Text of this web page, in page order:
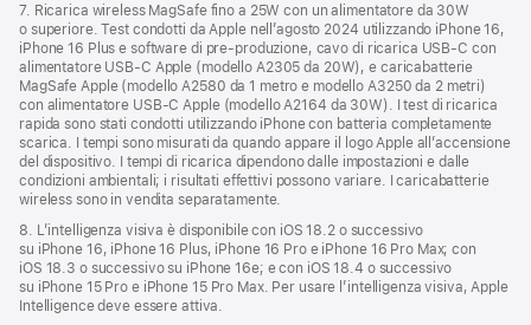
7. Ricarica wireless MagSafe fino a 25W con un alimentatore da 30W
o superiore. Test condotti da Apple nell’agosto 2024 utilizzando iPhone 16,
iPhone 16 Plus e software di pre‑produzione, cavo di ricarica USB‑C con
alimentatore USB‑C Apple (modello A2305 da 20W), e caricabatterie
MagSafe Apple (modello A2580 da 1 metro e modello A3250 da 2 metri)
con alimentatore USB‑C Apple (modello A2164 da 30W). I test di ricarica
rapida sono stati condotti utilizzando iPhone con batteria completamente
scarica. I tempi sono misurati da quando appare il logo Apple all’accensione
del dispositivo. I tempi di ricarica dipendono dalle impostazioni e dalle
condizioni ambientali; i risultati effettivi possono variare. I caricabatterie
wireless sono in vendita separatamente.
8. L’intelligenza visiva è disponibile con iOS 18.2 o successivo
su iPhone 16, iPhone 16 Plus, iPhone 16 Pro e iPhone 16 Pro Max; con
iOS 18.3 o successivo su iPhone 16e; e con iOS 18.4 o successivo
su iPhone 15 Pro e iPhone 15 Pro Max. Per usare l’intelligenza visiva, Apple
Intelligence deve essere attiva.